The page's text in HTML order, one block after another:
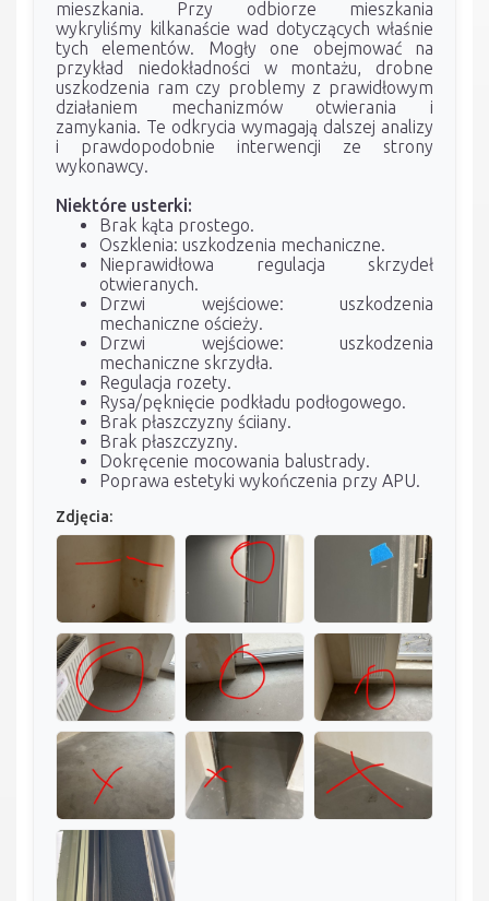
mieszkania. Przy odbiorze mieszkania
wykryliśmy kilkanaście wad dotyczących właśnie
tych elementów. Mogły one obejmować na
przykład niedokładności w montażu, drobne
uszkodzenia ram czy problemy z prawidłowym
działaniem mechanizmów otwierania i
zamykania. Te odkrycia wymagają dalszej analizy
i prawdopodobnie interwencji ze strony
wykonawcy.
Niektóre usterki:
Brak kąta prostego.
Oszklenia: uszkodzenia mechaniczne.
Nieprawidłowa regulacja skrzydeł
otwieranych.
Drzwi wejściowe: uszkodzenia
mechaniczne ościeży.
Drzwi wejściowe: uszkodzenia
mechaniczne skrzydła.
Regulacja rozety.
Rysa/pęknięcie podkładu podłogowego.
Brak płaszczyzny ściiany.
Brak płaszczyzny.
Dokręcenie mocowania balustrady.
Poprawa estetyki wykończenia przy APU.
Zdjęcia: